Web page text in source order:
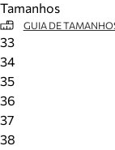
Meus pedidos
Acompanhe
Tamanhos
GUIA DE
33
34
35
36
37
38